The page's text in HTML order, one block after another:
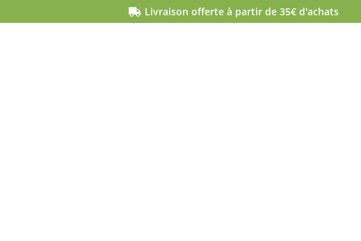
 Livraison offerte à partir de 35€ d'achats